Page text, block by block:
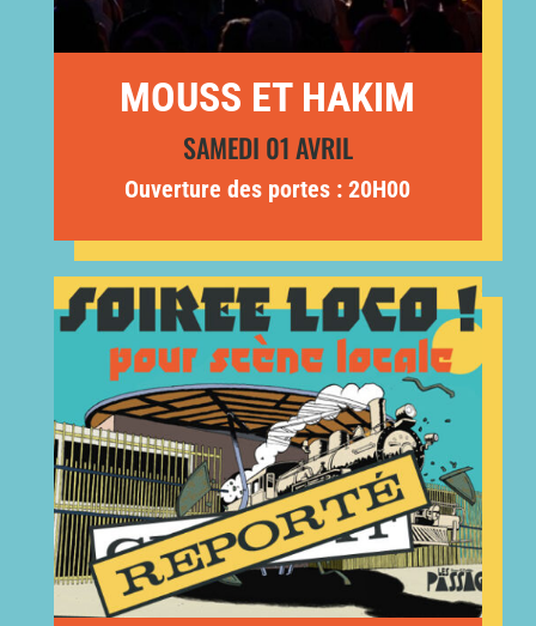
MOUSS ET HAKIM
SAMEDI 01 AVRIL
Ouverture des portes : 20H00